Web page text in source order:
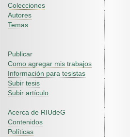
Colecciones
Autores
Temas
Publicar
Como agregar mis trabajos
Información para tesistas
Subir tesis
Subir artículo
Acerca de RIUdeG
Contenidos
Políticas